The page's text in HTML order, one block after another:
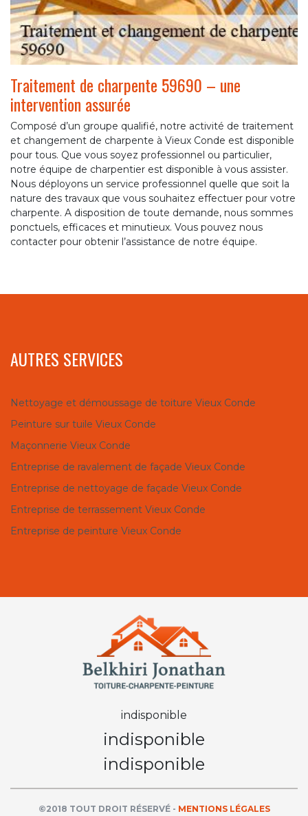
Traitement de charpente 59690 – une
intervention assurée
Composé d’un groupe qualifié, notre activité de traitement
et changement de charpente à Vieux Conde est disponible
pour tous. Que vous soyez professionnel ou particulier,
notre équipe de charpentier est disponible à vous assister.
Nous déployons un service professionnel quelle que soit la
nature des travaux que vous souhaitez effectuer pour votre
charpente. A disposition de toute demande, nous sommes
ponctuels, efficaces et minutieux. Vous pouvez nous
contacter pour obtenir l’assistance de notre équipe.
AUTRES SERVICES
Nettoyage et démoussage de toiture Vieux Conde
Peinture sur tuile Vieux Conde
Maçonnerie Vieux Conde
Entreprise de ravalement de façade Vieux Conde
Entreprise de nettoyage de façade Vieux Conde
Entreprise de terrassement Vieux Conde
Entreprise de peinture Vieux Conde
indisponible
indisponible
indisponible
©2018 TOUT DROIT RÉSERVÉ - MENTIONS LÉGALES